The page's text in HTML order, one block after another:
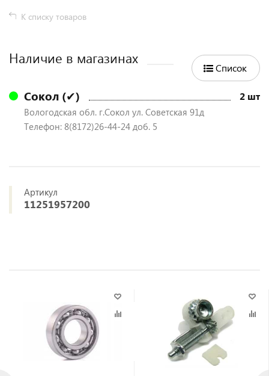
К списку товаров
Наличие в магазинах
Список
Сокол (✔) 2 шт
Вологодская обл. г.Сокол ул. Советская 91д
Телефон: 8(8172)26-44-24 доб. 5
Артикул
11251957200